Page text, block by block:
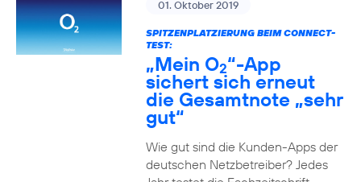
01. Oktober 2019
SPITZENPLATZIERUNG BEIM CONNECT-
TEST:
„Mein O2“-App
sichert sich erneut
die Gesamtnote „sehr
gut“
Wie gut sind die Kunden-Apps der
deutschen Netzbetreiber? Jedes